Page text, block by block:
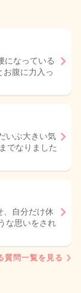
になっている
お腹に力入っ
いぶ大きい気
でなりました
、自分だけ休
な思いをされ
質問一覧を見る